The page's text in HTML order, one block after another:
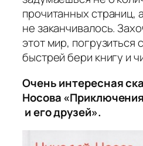
прочитанных страниц,
не заканчивалось.
этот мир, погрузиться
быстрей бери книгу и
Очень интересная
Носова
и его друзей».